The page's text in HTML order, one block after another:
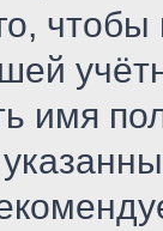
чтобы
имя